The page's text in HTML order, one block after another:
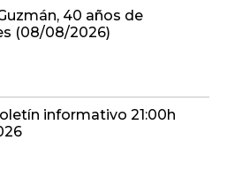
40 años de
(08/08/2026)
informativo 21:00h